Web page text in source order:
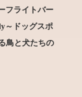
フライトバー
～ドッグスポ
鳥と犬たちの